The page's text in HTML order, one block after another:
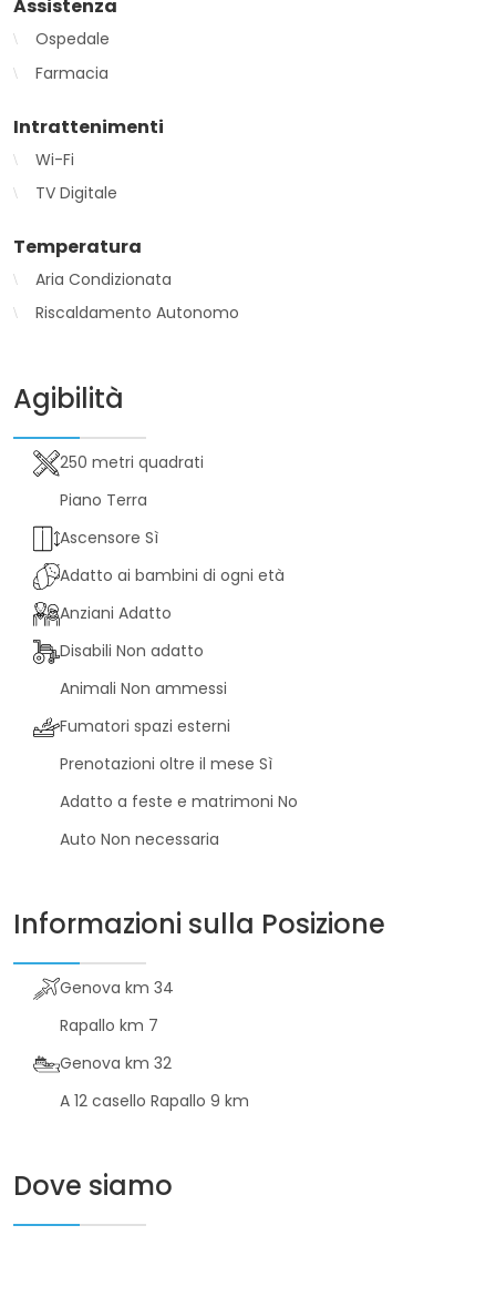
Assistenza
Ospedale
Farmacia
Intrattenimenti
Wi-Fi
TV Digitale
Temperatura
Aria Condizionata
Riscaldamento Autonomo
Agibilità
250 metri quadrati
Piano Terra
Ascensore Sì
Adatto ai bambini di ogni età
Anziani Adatto
Disabili Non adatto
Animali Non ammessi
Fumatori spazi esterni
Prenotazioni oltre il mese Sì
Adatto a feste e matrimoni No
Auto Non necessaria
Informazioni sulla Posizione
Genova km 34
Rapallo km 7
Genova km 32
A 12 casello Rapallo 9 km
Dove siamo